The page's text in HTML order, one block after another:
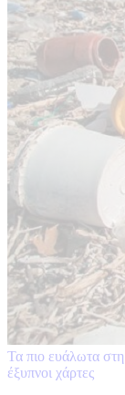
Τα πιο ευάλωτα
έξυπνοι χάρτες